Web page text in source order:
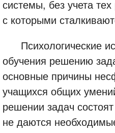
системы, без учета
с которыми
Психологические
обучения решению
основные причины
учащихся общих
решении задач
не даются